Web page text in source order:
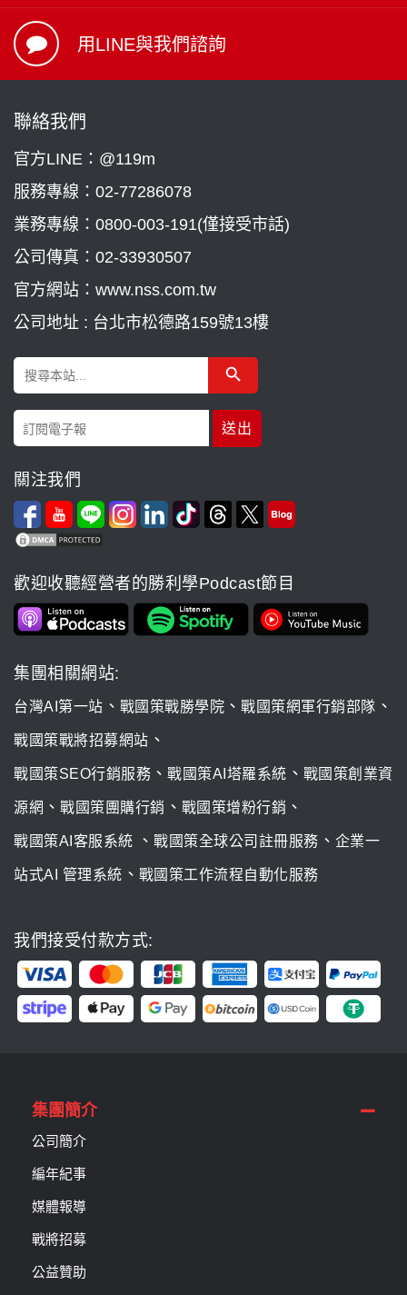
用LINE與我們諮詢
聯絡我們
官方LINE：@119m
服務專線： 02-77286078
業務專線： 0800-003-191(僅接受市話)
公司傳真：02-33930507
官方網站：www.nss.com.tw
公司地址 : 台北市松德路159號13樓
Search
for:
Search Button
關注我們
歡迎收聽經營者的勝利學Podcast節目
集團相關網站:
台灣AI第一站 、 戰國策戰勝學院 、 戰國策網軍行銷部隊 、
戰國策戰將招募網站 、
戰國策SEO行銷服務 、 戰國策AI塔羅系統 、 戰國策創業資
源網 、 戰國策團購行銷 、 戰國策增粉行銷 、
戰國策AI客服系統 、 戰國策全球公司註冊服務 、 企業一
站式AI 管理系統 、 戰國策工作流程自動化服務
我們接受付款方式:
集團簡介
公司簡介
編年紀事
媒體報導
戰將招募
公益贊助